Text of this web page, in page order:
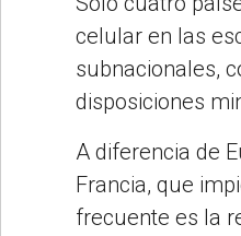
celular en las
subnacionales,
disposiciones
A diferencia de
Francia, que
frecuente es la